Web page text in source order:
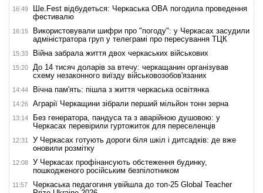
16:49
Ше.Fest відбудеться: Черкаська ОВА погодила проведення
фестивалю
16:15
Використовували шифри про "погоду": у Черкасах засудили
адміністратора груп у телеграмі про пересування ТЦК
15:33 Війна забрала життя двох черкаських військових
15:20
До 14 тисяч доларів за втечу: черкащанин організував
схему незаконного виїзду військовозобов'язаних
14:44 Вічна пам'ять: пішла з життя черкаська освітянка
14:26 Аграрії Черкащини зібрали перший мільйон тонн зерна
13:14
Без генератора, пандуса та з аварійною душовою: у
Черкасах перевірили гуртожиток для переселенців
12:31
У Черкасах готують дороги біля шкіл і дитсадків: де вже
оновили розмітку
12:08
У Черкасах профінансують обстеження будинку,
пошкодженого російським безпілотником
11:57
Черкаська педагогиня увійшла до топ-25 Global Teacher